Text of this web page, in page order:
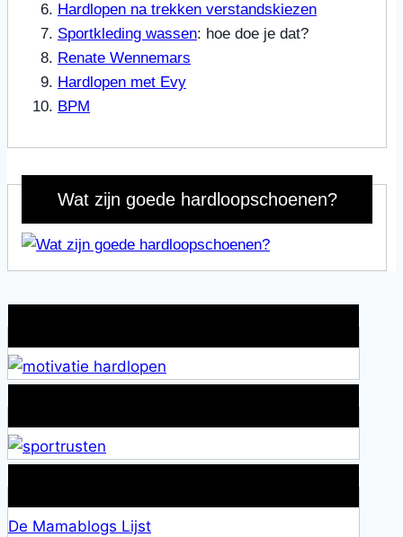
Hardlopen na trekken verstandskiezen
Sportkleding wassen: hoe doe je dat?
Renate Wennemars
Hardlopen met Evy
BPM
Wat zijn goede hardloopschoenen?
De Mamablogs Lijst